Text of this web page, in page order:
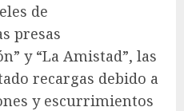
de
presas
y “La Amistad”, las
recargas debido a
y escurrimientos